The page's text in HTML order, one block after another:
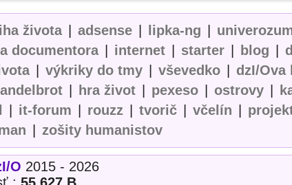
života adsense lipka-ng
documentora internet starter blog
výkriky do tmy vševedko dzI/Ova
hra život pexeso ostrovy
it-forum rouzz tvorič včelín
zošity humanistov
O 2015 - 2026